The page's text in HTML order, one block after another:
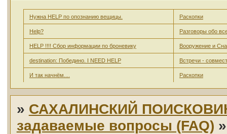
Нужна HELP по опознанию вещицы. Раскопки
Help? Разговоры обо
HELP !!!! Сбор информации по броневику Вооружение и
destination: Победино. I NEED HELP Встречи -
И так начнём.... Раскопки
» САХАЛИНСКИЙ
задаваемые вопросы (FAQ)